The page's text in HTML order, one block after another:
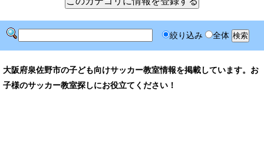
絞り込み 全体
大阪府泉佐野市の子ども向けサッカー教室情報を掲載しています。お
子様のサッカー教室探しにお役立てください！